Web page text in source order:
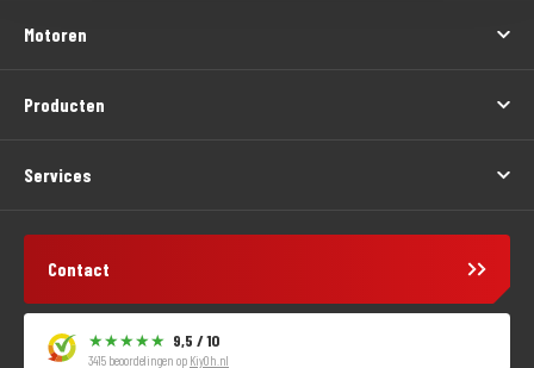
Motoren
Producten
Services
Contact
9,5 / 10
3415 beoordelingen op KiyOh.nl